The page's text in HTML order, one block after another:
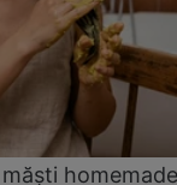
homemade